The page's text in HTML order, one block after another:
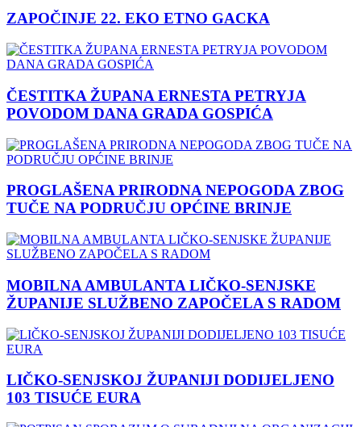
ZAPOČINJE 22. EKO ETNO GACKA
ČESTITKA ŽUPANA ERNESTA PETRYJA
POVODOM DANA GRADA GOSPIĆA
PROGLAŠENA PRIRODNA NEPOGODA ZBOG
TUČE NA PODRUČJU OPĆINE BRINJE
MOBILNA AMBULANTA LIČKO-SENJSKE
ŽUPANIJE SLUŽBENO ZAPOČELA S RADOM
LIČKO-SENJSKOJ ŽUPANIJI DODIJELJENO
103 TISUĆE EURA